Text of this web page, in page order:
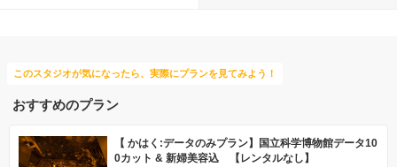
このスタジオが気になったら、実際にプランを見てみよう！
おすすめのプラン
【 かはく:データのみプラン】国立科学博物館データ10
0カット & 新婦美容込 【レンタルなし】